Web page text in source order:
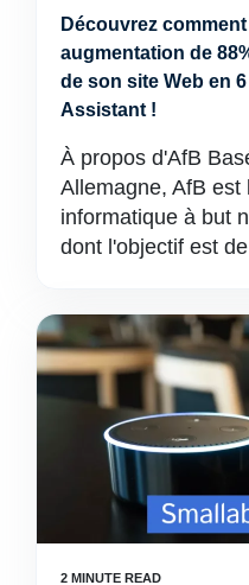
Découvrez
augmentation de
de son site Web en
Assistant !
À propos d'AfB
Allemagne, AfB
informatique à but
dont l'objectif est